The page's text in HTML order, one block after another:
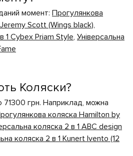
момент: Прогулянкова
Scott (Wings black),
1 Cybex Priam Style, Універсальна
Коляски?
71300 грн. Наприклад, можна
коляска Hamilton by
коляска 2 в 1 ABC design
коляска 2 в 1 Kunert Ivento (12